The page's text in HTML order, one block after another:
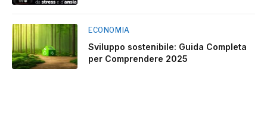
ECONOMIA
Sviluppo sostenibile: Guida Completa
per Comprendere 2025